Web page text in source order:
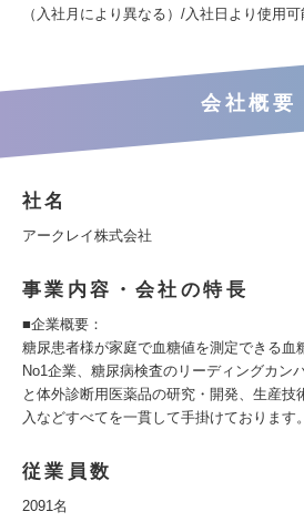
（入社月により異なる）/入社日より使用可
会社概要
社名
アークレイ株式会社
事業内容・会社の特長
■企業概要：
糖尿患者様が家庭で血糖値を測定できる血
No1企業、糖尿病検査のリーディングカン
と体外診断用医薬品の研究・開発、生産技
入などすべてを一貫して手掛けております。
従業員数
2091名